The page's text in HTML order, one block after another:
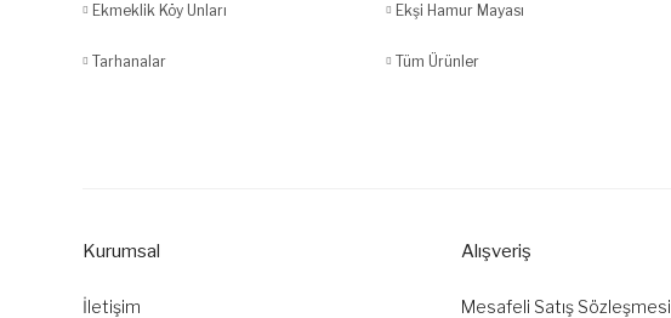
Ekmeklik Köy Unları Ekşi Hamur Mayası
Tarhanalar Tüm Ürünler
Kurumsal
İletişim
Alışveriş
Mesafeli Satış Sözleşmesi